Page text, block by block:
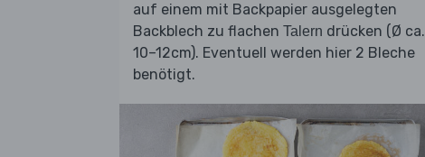
auf einem mit Backpapier ausgelegten
Backblech zu flachen Talern drücken (Ø ca.
10–12cm). Eventuell werden hier 2 Bleche
benötigt.